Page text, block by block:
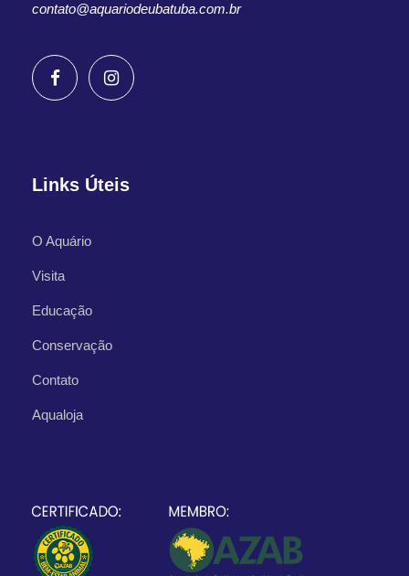
contato@aquariodeubatuba.com.br
Links Úteis
O Aquário
Visita
Educação
Conservação
Contato
Aqualoja